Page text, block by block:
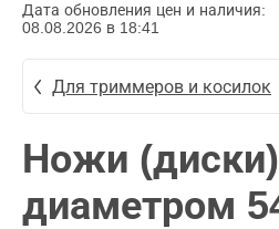
Дата обновления цен и наличия:
08.08.2026 в 18:41
Для триммеров и косилок
Ножи (диски)
диаметром